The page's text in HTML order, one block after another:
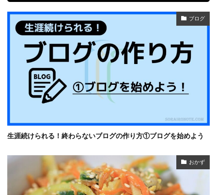
ブログ
生涯続けられる！終わらないブログの作り方①ブログを始めよう
おかず